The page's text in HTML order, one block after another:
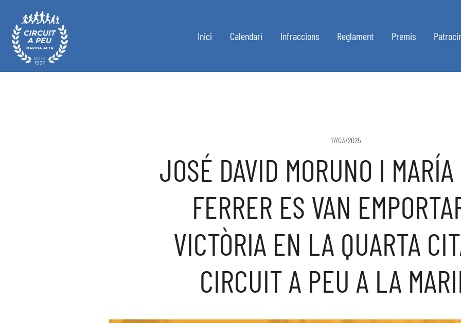
Inici Calendari Infraccions Reglament Premis
17/03/2025
JOSÉ DAVID MORUNO I
FERRER ES VAN
VICTÒRIA EN LA QUARTA
CIRCUIT A PEU A LA